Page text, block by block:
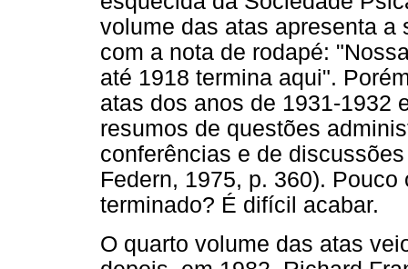
volume das atas apresenta a
com a nota de rodapé:
até 1918 termina aqui".
atas dos anos de 1931-1932
resumos de questões
conferências e de
Federn, 1975, p. 360).
terminado? É difícil acabar.
O quarto volume das atas